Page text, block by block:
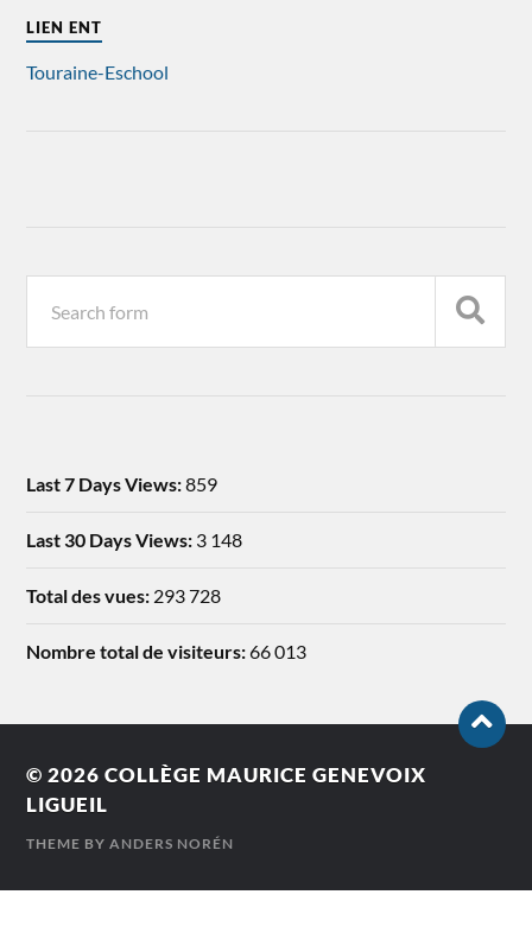
LIEN ENT
Touraine-Eschool
Last 7 Days Views:859
Last 30 Days Views: 3 148
Total des vues: 293 728
Nombre total de visiteurs:66 013
© 2026COLLÈGE MAURICE GENEVOIX
LIGUEIL
THEME BYANDERS NORÉN